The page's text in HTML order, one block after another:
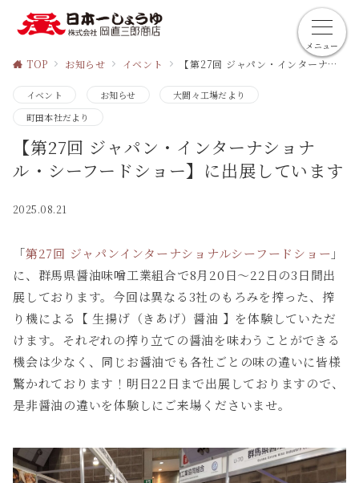
TOP お知らせ イベント 【第27回 ジャパン・インターナショナル・シーフードショー】に出展しています
イベント お知らせ
大間々工場だより
町田本社だより
【第27回 ジャパン・インターナショナ
ル・シーフードショー】に出展しています
2025.08.21
「第27回 ジャパンインターナショナルシーフードショー 」
に、群馬県醤油味噌工業組合で8月20日～22日の3日間出
展しております。今回は異なる3社のもろみを搾った、搾
り機による【 生揚げ（きあげ）醤油 】を体験していただ
けます。それぞれの搾り立ての醤油を味わうことができる
機会は少なく、同じお醤油でも各社ごとの味の違いに皆様
驚かれております！明日22日まで出展しておりますので、
是非醤油の違いを体験しにご来場くださいませ。
メニュー